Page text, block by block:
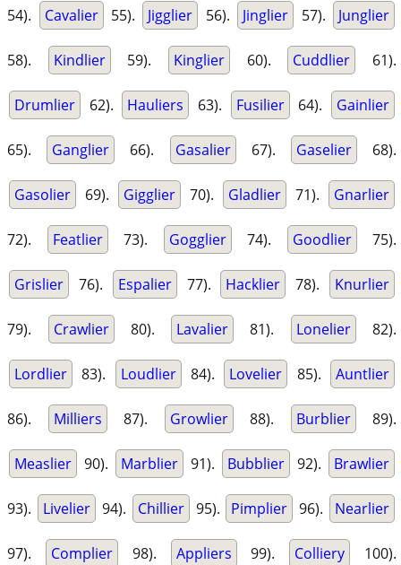
54). Cavalier 55). Jigglier 56). Jinglier 57). Junglier
58). Kindlier 59). Kinglier 60). Cuddlier 61).
Drumlier 62). Hauliers 63). Fusilier 64). Gainlier
65). Ganglier 66). Gasalier 67). Gaselier 68).
Gasolier 69). Gigglier 70). Gladlier 71). Gnarlier
72). Featlier 73). Gogglier 74). Goodlier 75).
Grislier 76). Espalier 77). Hacklier 78). Knurlier
79). Crawlier 80). Lavalier 81). Lonelier 82).
Lordlier 83). Loudlier 84). Lovelier 85). Auntlier
86). Milliers 87). Growlier 88). Burblier 89).
Measlier 90). Marblier 91). Bubblier 92). Brawlier
93). Livelier 94). Chillier 95). Pimplier 96). Nearlier
97). Complier 98). Appliers 99). Colliery 100).